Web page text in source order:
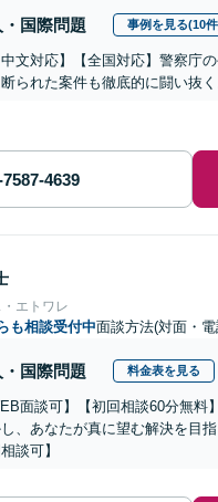
国際問題 事例を見る(10
中文対応】【全国対応】警察庁
れた案件も徹底的に闘い抜く
エトワレ
も相談受付中面談方法(対面・
国際問題 料金表を見る
面談可】【初回相談60分無
し、あなたが真に望む解決を目
談可】